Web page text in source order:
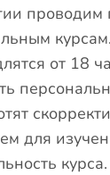
проводим
от 18
для
курса.